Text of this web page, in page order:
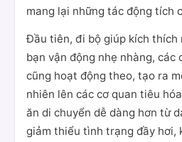
mang lại những tác động tích
Đầu tiên, đi bộ giúp kích thích
bạn vận động nhẹ nhàng, các
cũng hoạt động theo, tạo ra
nhiên lên các cơ quan tiêu
ăn di chuyển dễ dàng hơn từ
giảm thiểu tình trạng đầy hơi,